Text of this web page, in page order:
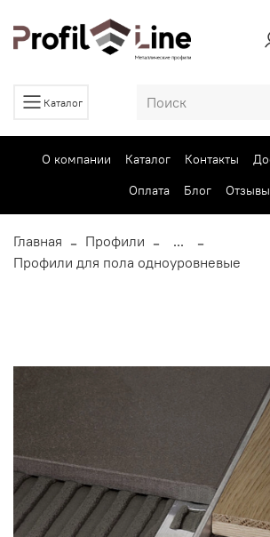
Каталог
О компании Каталог Контакты
Оплата
Блог Отзывы
Главная Профили
...
Профили для пола одноуровневые